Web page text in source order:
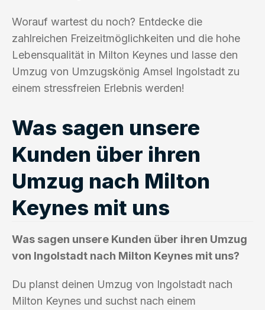
Worauf wartest du noch? Entdecke die
zahlreichen Freizeitmöglichkeiten und die hohe
Lebensqualität in Milton Keynes und lasse den
Umzug von Umzugskönig Amsel Ingolstadt zu
einem stressfreien Erlebnis werden!
Was sagen unsere
Kunden über ihren
Umzug nach Milton
Keynes mit uns
Was sagen unsere Kunden über ihren Umzug
von Ingolstadt nach Milton Keynes mit uns?
Du planst deinen Umzug von Ingolstadt nach
Milton Keynes und suchst nach einem